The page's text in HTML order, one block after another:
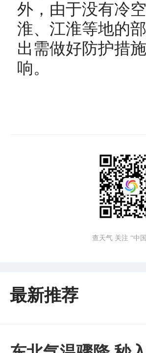
外，由于没有冷
淮、江淮等地的
出需做好防护措
响。
查天气 关注 “中
最新推荐